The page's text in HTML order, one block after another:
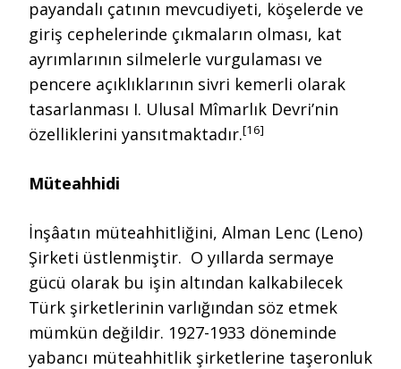
payandalı çatının mevcudiyeti, köşelerde ve
giriş cephelerinde çıkmaların olması, kat
ayrımlarının silmelerle vurgulaması ve
pencere açıklıklarının sivri kemerli olarak
tasarlanması I. Ulusal Mîmarlık Devri’nin
özelliklerini yansıtmaktadır.[16]
Müteahhidi
İnşâatın müteahhitliğini, Alman Lenc (Leno)
Şirketi üstlenmiştir. O yıllarda sermaye
gücü olarak bu işin altından kalkabilecek
Türk şirketlerinin varlığından söz etmek
mümkün değildir. 1927-1933 döneminde
yabancı müteahhitlik şirketlerine taşeronluk